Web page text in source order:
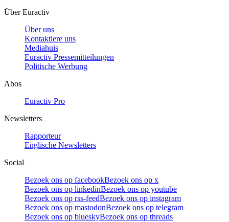
Über Euractiv
Über uns
Kontaktiere uns
Mediahuis
Euractiv Pressemitteilungen
Politische Werbung
Abos
Euractiv Pro
Newsletters
Rapporteur
Englische Newsletters
Social
Bezoek ons op facebookBezoek ons op x
Bezoek ons op linkedinBezoek ons op youtube
Bezoek ons op rss-feedBezoek ons op instagram
Bezoek ons op mastodonBezoek ons op telegram
Bezoek ons op blueskyBezoek ons op threads